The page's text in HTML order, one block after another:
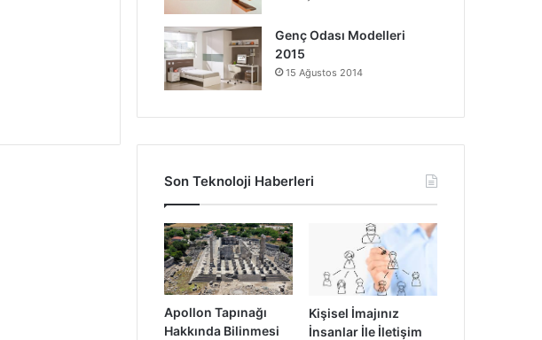
Genç Odası Modelleri
2015
15 Ağustos 2014
Son Teknoloji Haberleri
Apollon Tapınağı
Hakkında Bilinmesi
Kişisel İmajınız
İnsanlar İle İletişim